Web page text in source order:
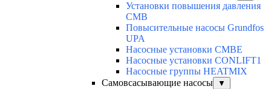
Установки повышения давления
CMB
Повысительные насосы Grundfos
UPA
Насосные установки CMBE
Насосные установки CONLIFT1
Насосные группы HEATMIX
Самовсасывающие насосы
▼